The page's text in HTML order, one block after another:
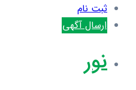
ثبت نام
ارسال آگهی
نور